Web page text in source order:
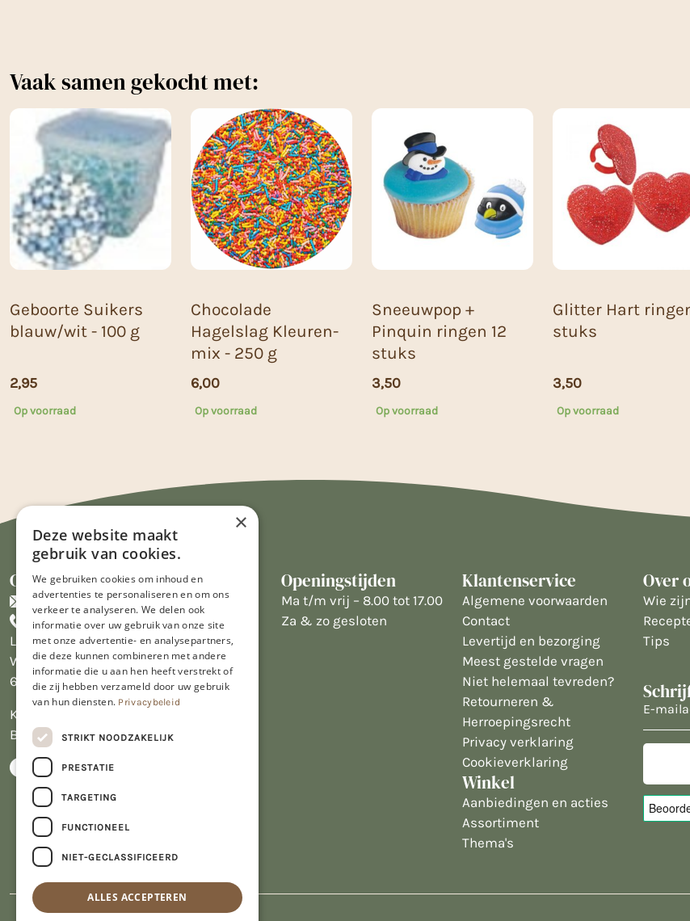
Vaak samen gekocht met:
Geboorte Suikers
blauw/wit - 100 g
2,95
Op voorraad
Chocolade
Hagelslag Kleuren-
mix - 250 g
6,00
Op voorraad
Sneeuwpop +
Pinquin ringen 12
stuks
3,50
Op voorraad
Glitter Hart
stuks
3,50
Op voorraad
Contact
info@limburgsbakwinkeltje.nl
+31455226693
Limburgs Bakwinkeltje
Wijngaardsweg 16
6412 PJ Heerlen
KVK 14069470
BTW NL809913914.B01
Openingstijden
Ma t/m vrij – 8.00 tot 17.00
Za & zo gesloten
Klantenservice
Algemene voorwaarden
Contact
Levertijd en bezorging
Meest gestelde vragen
Niet helemaal tevreden?
Retourneren &
Herroepingsrecht
Privacy verklaring
Cookieverklaring
Winkel
Aanbiedingen en acties
Assortiment
Thema's
Over
Wie
Tips
E-
×
Deze website maakt
gebruik van cookies.
We gebruiken cookies om inhoud en
advertenties te personaliseren en om ons
verkeer te analyseren. We delen ook
informatie over uw gebruik van onze site
met onze advertentie- en analysepartners,
die deze kunnen combineren met andere
informatie die u aan hen heeft verstrekt of
die zij hebben verzameld door uw gebruik
van hun diensten. Privacybeleid
STRIKT NOODZAKELIJK
PRESTATIE
TARGETING
FUNCTIONEEL
NIET-GECLASSIFICEERD
ALLES ACCEPTEREN